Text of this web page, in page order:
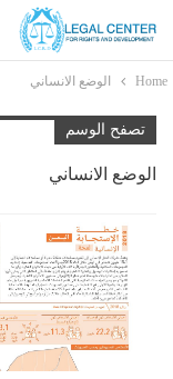
Home الوضع الانساني
تصفح الوسم
الوضع الانساني